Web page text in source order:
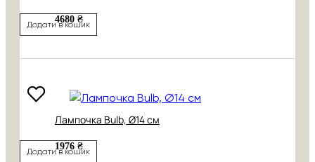
4680 ₴
Додати в кошик
Лампочка Bulb, Ø14 см
1976 ₴
Додати в кошик